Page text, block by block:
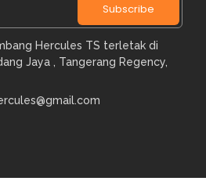
Subscribe
Hercules TS terletak di
Jaya , Tangerang Regency,